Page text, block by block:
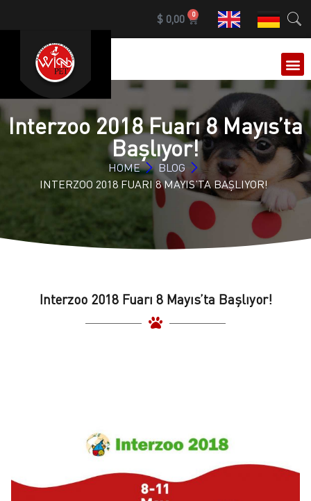
$0,00 0
Interzoo 2018 Fuarı 8 Mayıs’ta
Başlıyor!
HOME
BLOG
INTERZOO 2018 FUARI 8 MAYIS’TA BAŞLIYOR!
Interzoo 2018 Fuarı 8 Mayıs’ta Başlıyor!